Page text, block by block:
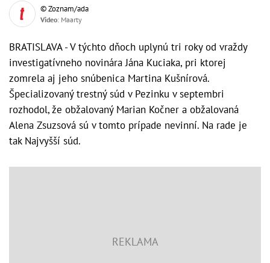
© Zoznam/ada
Video: Maarty
BRATISLAVA - V týchto dňoch uplynú tri roky od vraždy
investigatívneho novinára Jána Kuciaka, pri ktorej
zomrela aj jeho snúbenica Martina Kušnírová.
Špecializovaný trestný súd v Pezinku v septembri
rozhodol, že obžalovaný Marian Kočner a obžalovaná
Alena Zsuzsová sú v tomto prípade nevinní. Na rade je
tak Najvyšší súd.